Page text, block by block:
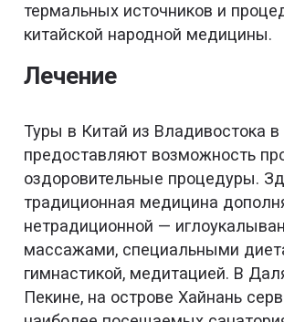
термальных источников и
китайской народной медицины.
Лечение
Туры в Китай из Владивостока в
предоставляют возможность
оздоровительные процедуры.
традиционная медицина
нетрадиционной —
массажами, специальными
гимнастикой, медитацией. В
Пекине, на острове Хайнань